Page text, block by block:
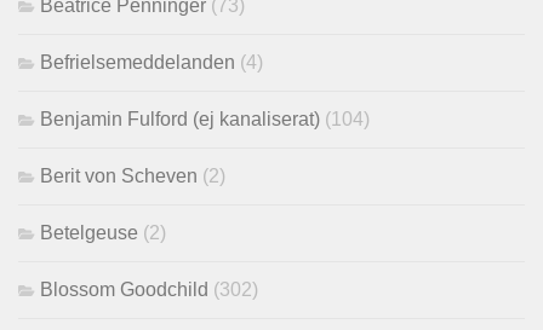
Beatrice Penninger (73)
Befrielsemeddelanden (4)
Benjamin Fulford (ej kanaliserat) (104)
Berit von Scheven (2)
Betelgeuse (2)
Blossom Goodchild (302)